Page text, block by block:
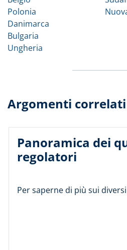
Polonia
Danimarca
Bulgaria
Ungheria
Argomenti correlati
Panoramica dei
regolatori
Per saperne di più sui